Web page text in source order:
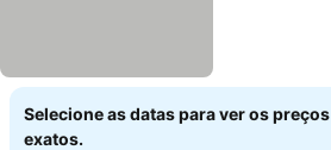
Selecione as datas para ver os preços
exatos.